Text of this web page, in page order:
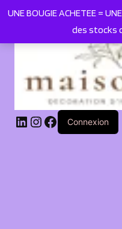
UNE BOUGIE ACHETEE =
des stocks
LinkedIn
Instagram
Facebook
Connexion